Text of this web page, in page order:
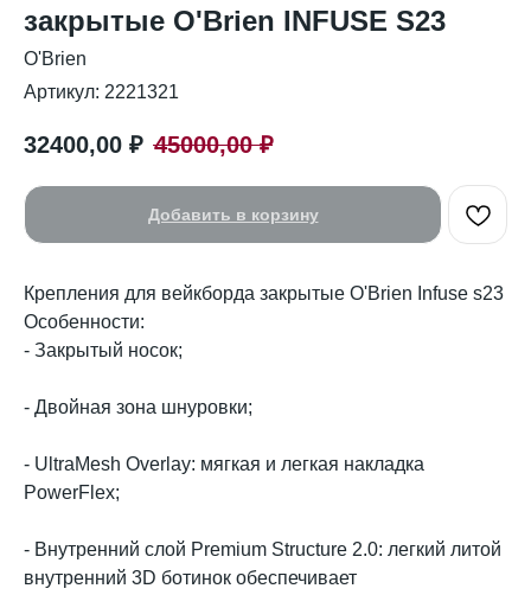
закрытые O'Brien INFUSE S23
O'Brien
Артикул: 2221321
32400,00 ₽ 45000,00 ₽
Добавить в корзину
Крепления для вейкборда закрытые O'Brien Infuse s23
Особенности:
- Закрытый носок;
- Двойная зона шнуровки;
- UltraMesh Overlay: мягкая и легкая накладка
PowerFlex;
- Внутренний слой Premium Structure 2.0: легкий литой
внутренний 3D ботинок обеспечивает